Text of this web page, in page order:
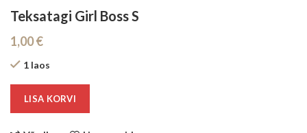
Teksatagi Girl Boss S
1,00€
1 laos
LISA KORVI